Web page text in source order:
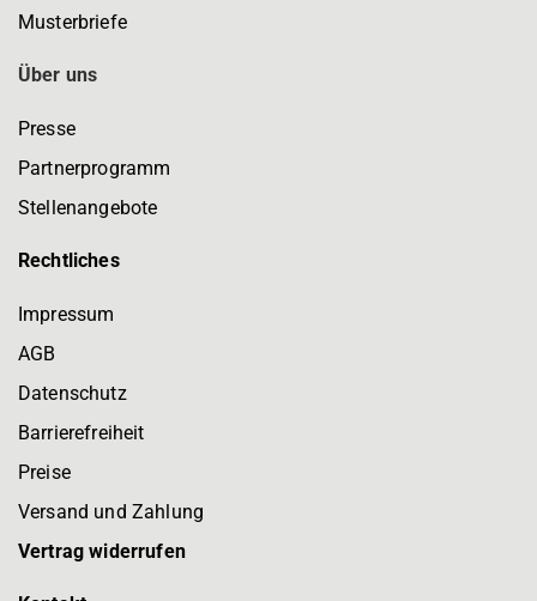
Musterbriefe
Über uns
Presse
Partnerprogramm
Stellenangebote
Rechtliches
Impressum
AGB
Datenschutz
Barrierefreiheit
Preise
Versand und Zahlung
Vertrag widerrufen